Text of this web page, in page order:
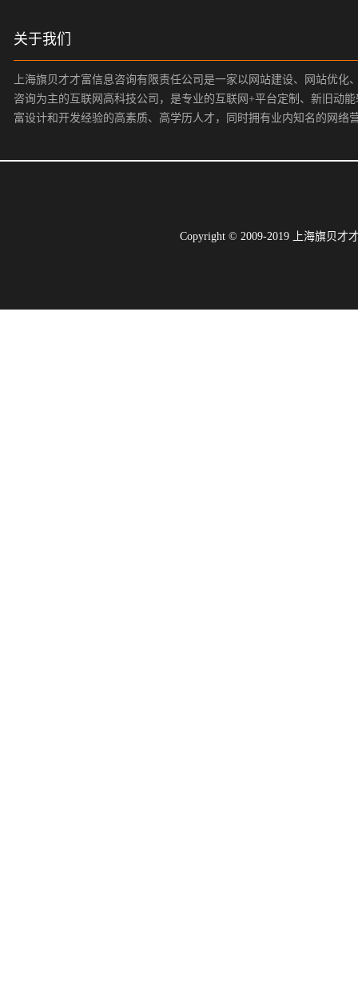
关于我们
上海旗贝才才富信息咨询有限责任公司是一家以网站建设、网站优
咨询为主的互联网高科技公司，是专业的互联网+平台定制、新旧动
富设计和开发经验的高素质、高学历人才，同时拥有业内知名的网络
Copyright © 2009-2019 上海旗贝